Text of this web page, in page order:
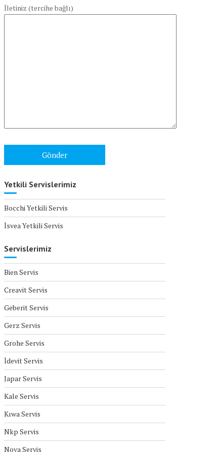
İletiniz (tercihe bağlı)
Yetkili Servislerimiz
Bocchi Yetkili Servis
İsvea Yetkili Servis
Servislerimiz
Bien Servis
Creavit Servis
Geberit Servis
Gerz Servis
Grohe Servis
İdevit Servis
Japar Servis
Kale Servis
Kıwa Servis
Nkp Servis
Nova Servis